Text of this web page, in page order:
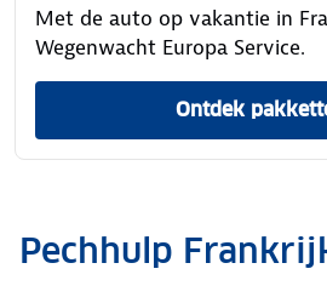
Met de auto op vakantie in
Wegenwacht Europa Service.
Ontdek met
Pechhulp